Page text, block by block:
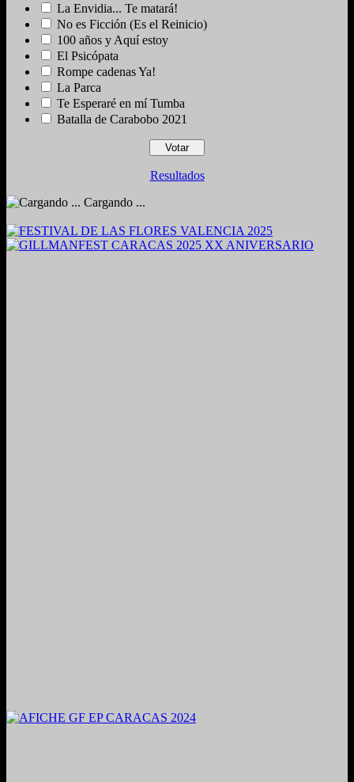
La Envidia... Te matará!
No es Ficción (Es el Reinicio)
100 años y Aquí estoy
El Psicópata
Rompe cadenas Ya!
La Parca
Te Esperaré en mí Tumba
Batalla de Carabobo 2021
Resultados
Cargando ...